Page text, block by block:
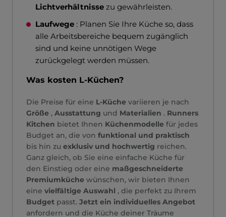
Lichtverhältnisse zu gewährleisten.
Laufwege : Planen Sie Ihre Küche so, dass
alle Arbeitsbereiche bequem zugänglich
sind und keine unnötigen Wege
zurückgelegt werden müssen.
Was kosten L-Küchen?
Die Preise für eine L-Küche variieren je nach
Größe , Ausstattung und Materialien . Runners
Kitchen bietet Ihnen Küchenmodelle für jedes
Budget an, die von funktional und praktisch
bis hin zu exklusiv und hochwertig reichen.
Ganz gleich, ob Sie eine einfache Küche für
den Einstieg oder eine maßgeschneiderte
Premiumküche wünschen, wir bieten Ihnen
eine vielfältige Auswahl , die perfekt zu Ihrem
Budget passt. Jetzt ein individuelles Angebot
anfordern und die Küche deiner Träume